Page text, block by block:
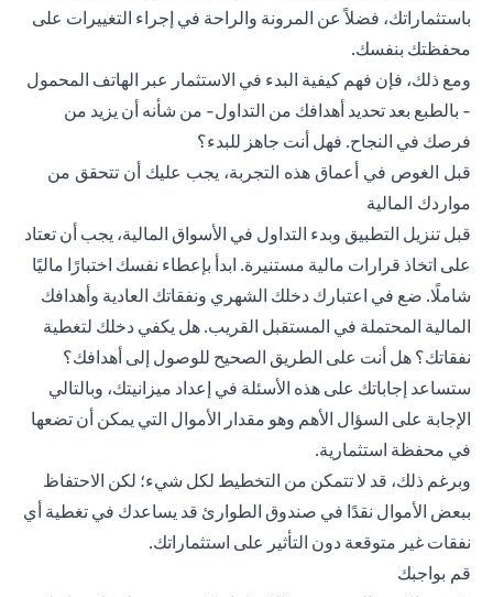
باستثماراتك، فضلاً عن المرونة والراحة في إجراء التغييرات على
محفظتك بنفسك.
ومع ذلك، فإن فهم كيفية البدء في الاستثمار عبر الهاتف المحمول
- بالطبع بعد تحديد أهدافك من التداول- من شأنه أن يزيد من
فرصك في النجاح. فهل أنت جاهز للبدء؟
قبل الغوص في أعماق هذه التجربة، يجب عليك أن تتحقق من
مواردك المالية
قبل تنزيل التطبيق وبدء التداول في الأسواق المالية، يجب أن تعتاد
على اتخاذ قرارات مالية مستنيرة. ابدأ بإعطاء نفسك اختبارًا ماليًا
شاملًا. ضع في اعتبارك دخلك الشهري ونفقاتك العادية وأهدافك
المالية المحتملة في المستقبل القريب. هل يكفي دخلك لتغطية
نفقاتك؟ هل أنت على الطريق الصحيح للوصول إلى أهدافك؟
ستساعد إجاباتك على هذه الأسئلة في إعداد ميزانيتك، وبالتالي
الإجابة على السؤال الأهم وهو مقدار الأموال التي يمكن أن تضعها
في محفظة استثمارية.
وبرغم ذلك، قد لا تتمكن من التخطيط لكل شيء؛ لكن الاحتفاظ
ببعض الأموال نقدًا في صندوق الطوارئ قد يساعدك في تغطية أي
نفقات غير متوقعة دون التأثير على استثماراتك.
قم بواجبك